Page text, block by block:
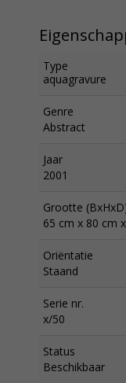
Type
aquagravure
Genre
Abstract
Jaar
2001
Grootte
65 cm x 80 cm
Oriëntatie
Staand
Serie nr.
x/50
Status
Beschikbaar